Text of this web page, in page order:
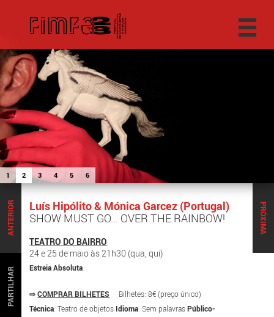
1 2 3 4 5 6
PRÓXIMA
ANTERIOR
PARTILHAR
Luís Hipólito & Mónica Garcez (Portugal)
SHOW MUST GO... OVER THE RAINBOW!
TEATRO DO BAIRRO
24 e 25 de maio às 21h30 (qua, qui)
Estreia Absoluta
⇨COMPRAR BILHETES
Bilhetes: 8€ (preço único)
Técnica: Teatro de objetos Idioma: Sem palavras Público-